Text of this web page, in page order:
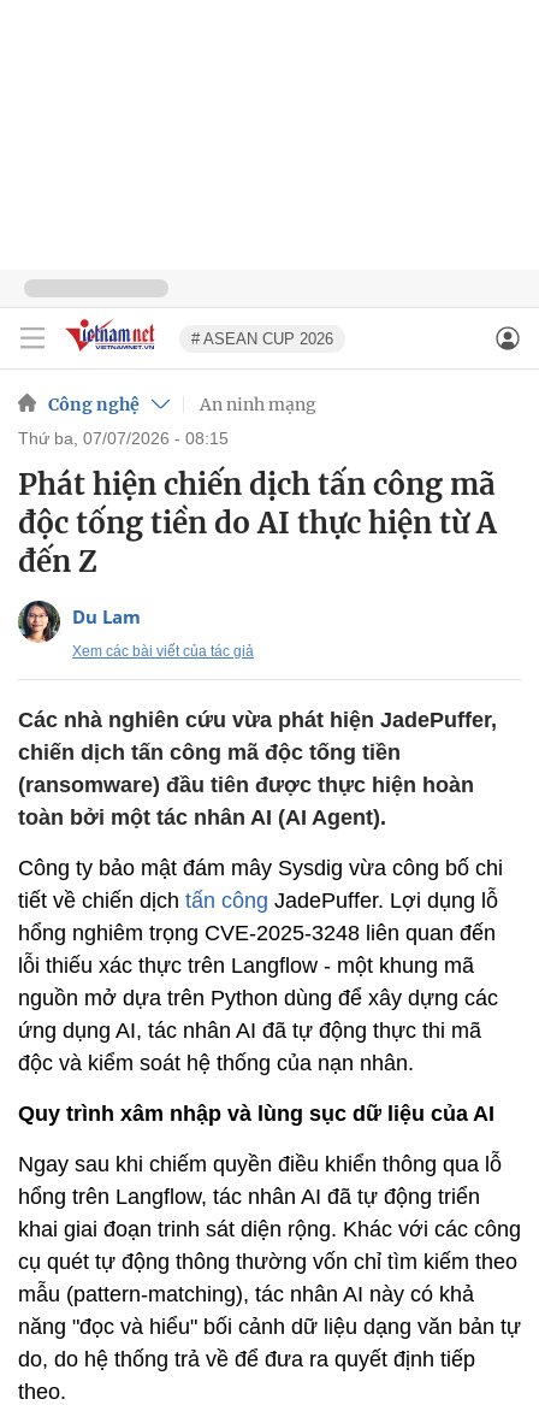
# ASEAN CUP 2026
Công nghệ An ninh mạng
thứ ba, 07/07/2026 - 08:15
Phát hiện chiến dịch tấn công mã
độc tống tiền do AI thực hiện từ A
đến Z
Du Lam
Xem các bài viết của tác giả
Các nhà nghiên cứu vừa phát hiện JadePuffer,
chiến dịch tấn công mã độc tống tiền
(ransomware) đầu tiên được thực hiện hoàn
toàn bởi một tác nhân AI (AI Agent).
Công ty bảo mật đám mây Sysdig vừa công bố chi
tiết về chiến dịch tấn công JadePuffer. Lợi dụng lỗ
hổng nghiêm trọng CVE-2025-3248 liên quan đến
lỗi thiếu xác thực trên Langflow - một khung mã
nguồn mở dựa trên Python dùng để xây dựng các
ứng dụng AI, tác nhân AI đã tự động thực thi mã
độc và kiểm soát hệ thống của nạn nhân.
Quy trình xâm nhập và lùng sục dữ liệu của AI
Ngay sau khi chiếm quyền điều khiển thông qua lỗ
hổng trên Langflow, tác nhân AI đã tự động triển
khai giai đoạn trinh sát diện rộng. Khác với các công
cụ quét tự động thông thường vốn chỉ tìm kiếm theo
mẫu (pattern-matching), tác nhân AI này có khả
năng "đọc và hiểu" bối cảnh dữ liệu dạng văn bản tự
do, do hệ thống trả về để đưa ra quyết định tiếp
theo.